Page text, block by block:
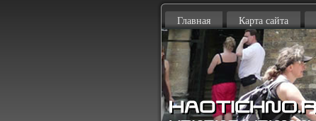
Главная Карта сайта